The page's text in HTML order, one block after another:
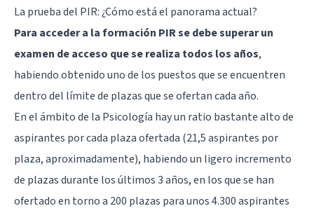
La prueba del PIR: ¿Cómo está el panorama actual?
Para acceder a la formación PIR se debe superar un
examen de acceso que se realiza todos los años,
habiendo obtenido uno de los puestos que se encuentren
dentro del límite de plazas que se ofertan cada año.
En el ámbito de la Psicología hay un ratio bastante alto de
aspirantes por cada plaza ofertada (21,5 aspirantes por
plaza, aproximadamente), habiendo un ligero incremento
de plazas durante los últimos 3 años, en los que se han
ofertado en torno a 200 plazas para unos 4.300 aspirantes